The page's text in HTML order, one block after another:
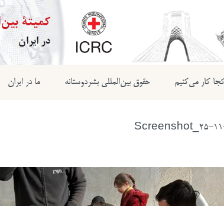
کار می‌کنیم حقوق بین‌المللی بشردوستانه ما در ایران
Screenshot_25-